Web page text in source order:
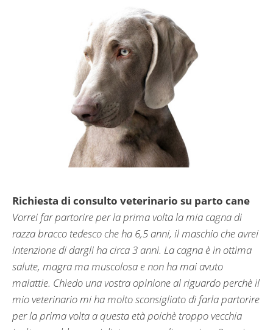
Richiesta di consulto veterinario su parto cane
Vorrei far partorire per la prima volta la mia cagna di
razza bracco tedesco che ha 6,5 anni, il maschio che avrei
intenzione di dargli ha circa 3 anni. La cagna è in ottima
salute, magra ma muscolosa e non ha mai avuto
malattie. Chiedo una vostra opinione al riguardo perchè il
mio veterinario mi ha molto sconsigliato di farla partorire
per la prima volta a questa età poichè troppo vecchia